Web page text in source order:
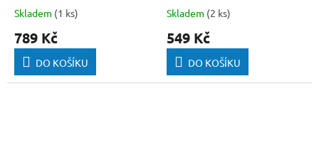
Skladem (1 ks)
789 Kč
DO KOŠÍKU
Skladem (2 ks)
549 Kč
DO KOŠÍKU